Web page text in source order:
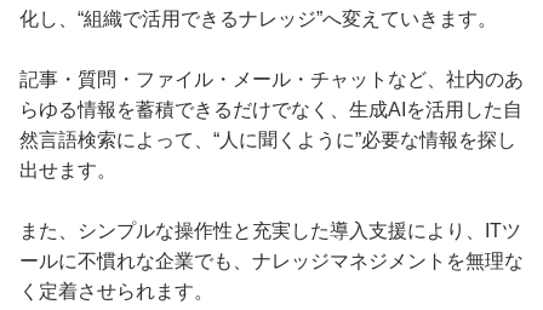
化し、“組織で活用できるナレッジ”へ変えていきます。
記事・質問・ファイル・メール・チャットなど、社内のあ
らゆる情報を蓄積できるだけでなく、生成AIを活用した自
然言語検索によって、“人に聞くように”必要な情報を探し
出せます。
また、シンプルな操作性と充実した導入支援により、ITツ
ールに不慣れな企業でも、ナレッジマネジメントを無理な
く定着させられます。